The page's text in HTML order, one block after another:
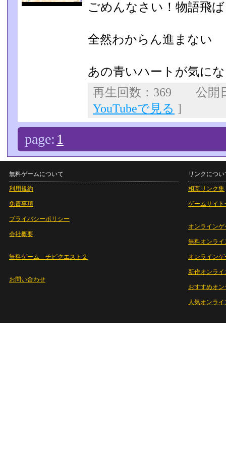
ごめんなさい！物語飛
全然わからん進まない
あの青いハートが気に
再生回数：369 公
YouTubeで見る ]
page: 1
無料ゲームについて
利用規約
免責事項
プライバシーポリシー
会社概要
無料ゲーム チビクエスト２
お問い合わせ
リンクについ
相互リンク集
ゲームサイト
オンラインゲ
無料オンライ
オンライン
新作オンライ
おすすめオ
人気オンラ